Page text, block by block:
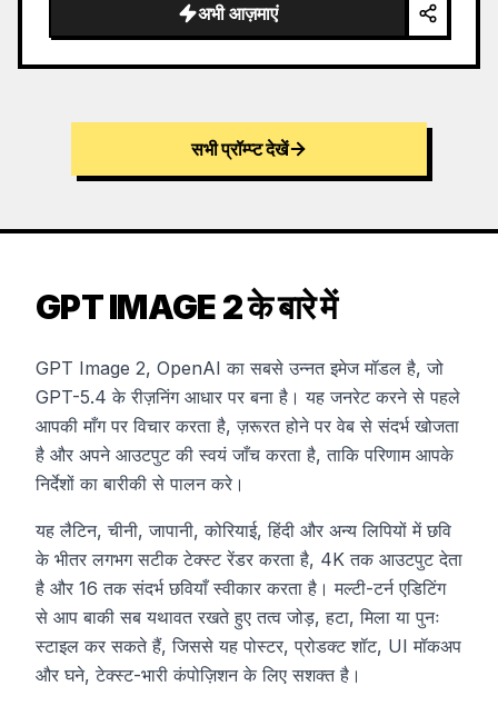
अभी आज़माएं
सभी प्रॉम्प्ट देखें
GPT IMAGE 2 के बारे में
GPT Image 2, OpenAI का सबसे उन्नत इमेज मॉडल है, जो
GPT-5.4 के रीज़निंग आधार पर बना है। यह जनरेट करने से पहले
आपकी माँग पर विचार करता है, ज़रूरत होने पर वेब से संदर्भ खोजता
है और अपने आउटपुट की स्वयं जाँच करता है, ताकि परिणाम आपके
निर्देशों का बारीकी से पालन करे।
यह लैटिन, चीनी, जापानी, कोरियाई, हिंदी और अन्य लिपियों में छवि
के भीतर लगभग सटीक टेक्स्ट रेंडर करता है, 4K तक आउटपुट देता
है और 16 तक संदर्भ छवियाँ स्वीकार करता है। मल्टी-टर्न एडिटिंग
से आप बाकी सब यथावत रखते हुए तत्व जोड़, हटा, मिला या पुनः
स्टाइल कर सकते हैं, जिससे यह पोस्टर, प्रोडक्ट शॉट, UI मॉकअप
और घने, टेक्स्ट-भारी कंपोज़िशन के लिए सशक्त है।